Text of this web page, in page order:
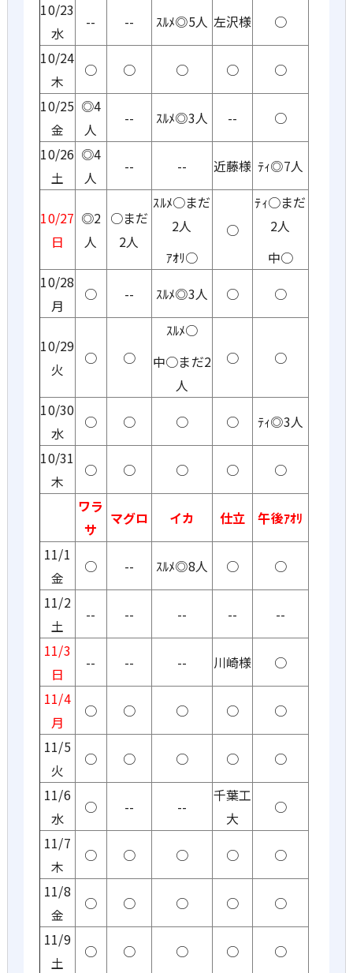
10/23
水
-- -- ｽﾙﾒ◎5人 左沢様
○
10/24
木
○ ○ ○ ○
○
10/25
金
◎4
人
-- ｽﾙﾒ◎3人 --
○
10/26
土
◎4
人
-- -- 近藤様 ﾃｨ◎7人
10/27
日
◎2
人
○まだ
2人
ｽﾙﾒ○まだ
2人
ｱｵﾘ○
○
ﾃｨ○まだ
2人
中○
10/28
月
○ -- ｽﾙﾒ◎3人 ○ ○
10/29
火
○ ○
ｽﾙﾒ○
中○まだ2
人
○ ○
10/30
水
○ ○ ○ ○
ﾃｨ◎3人
10/31
木
○ ○ ○ ○
○
ワラ
サ
マグロ イカ 仕立
午後ｱｵﾘ
11/1
金
○ -- ｽﾙﾒ◎8人 ○
○
11/2
土
-- -- -- --
--
11/3
日
-- -- -- 川崎様
○
11/4
月
○ ○ ○ ○
○
11/5
火
○ ○ ○ ○
○
11/6
水
○ -- --
千葉工
大
○
11/7
木
○ ○ ○ ○
○
11/8
金
○ ○ ○ ○
○
11/9
土
○ ○ ○ ○
○